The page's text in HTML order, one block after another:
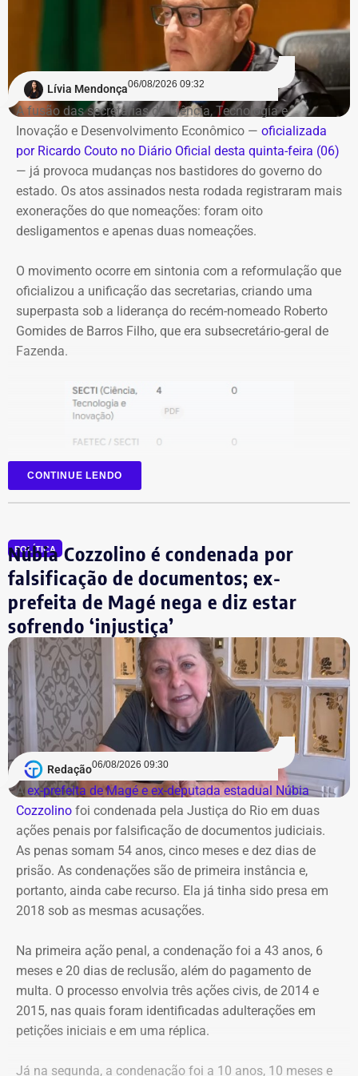
cidade, o novo espaço funcionará em horário compatível
com a operação do catamarã. Os usuários já
cadastrados poderão utilizar a unidade de Charitas sem
necessidade de um novo cadastro.
Também haverá um aplicativo para consulta da
disponibilidade de vagas e realização de pré-cadastro.
Além da inauguração do bicicletário, a prefeitura prevê
uma reorganização do entorno da estação de Charitas,
com readequação das vagas de estacionamento e
reforço da fiscalização para coibir o estacionamento
Com informações do jornal “O Globo”.
Lívia Mendonça06/08/2026 09:32
A fusão das secretarias de Ciência, Tecnologia e
Inovação e Desenvolvimento Econômico — oficializada
por Ricardo Couto no Diário Oficial desta quinta-feira (06)
— já provoca mudanças nos bastidores do governo do
estado. Os atos assinados nesta rodada registraram mais
exonerações do que nomeações: foram oito
desligamentos e apenas duas nomeações.
O movimento ocorre em sintonia com a reformulação que
oficializou a unificação das secretarias, criando uma
superpasta sob a liderança do recém-nomeado Roberto
Gomides de Barros Filho, que era subsecretário-geral de
Fazenda.
Cortes na Ciência e Tecnologia
CONTINUE LENDO
POLÍTICA
Núbia Cozzolino é condenada por
falsificação de documentos; ex-
prefeita de Magé nega e diz estar
sofrendo ‘injustiça’
Redação06/08/2026 09:30
Aex-prefeita de Magé e ex-deputada estadual Núbia
Cozzolino foi condenada pela Justiça do Rio em duas
ações penais por falsificação de documentos judiciais.
As penas somam 54 anos, cinco meses e dez dias de
prisão. As condenações são de primeira instância e,
portanto, ainda cabe recurso. Ela já tinha sido presa em
2018 sob as mesmas acusações.
Na primeira ação penal, a condenação foi a 43 anos, 6
meses e 20 dias de reclusão, além do pagamento de
multa. O processo envolvia três ações civis, de 2014 e
2015, nas quais foram identificadas adulterações em
petições iniciais e em uma réplica.
Já na segunda, a condenação foi a 10 anos, 10 meses e